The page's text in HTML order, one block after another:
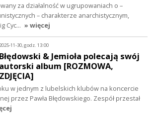
za działalność w ugrupowaniach o –
– charakterze anarchistycznym,
Cyc… » więcej
11-30, godz. 13:00
Błędowski & Jemioła polecają swój
autorski album [ROZMOWA,
ZDJĘCIA]
w jednym z lubelskich klubów na koncercie
przez Pawła Błędowskiego. Zespół przestał